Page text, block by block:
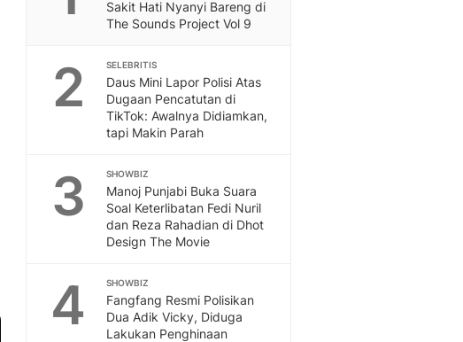
Sakit Hati Nyanyi Bareng di
The Sounds Project Vol 9
2 SELEBRITIS
Daus Mini Lapor Polisi Atas
Dugaan Pencatutan di
TikTok: Awalnya Didiamkan,
tapi Makin Parah
3 SHOWBIZ
Manoj Punjabi Buka Suara
Soal Keterlibatan Fedi Nuril
dan Reza Rahadian di Dhot
Design The Movie
4 SHOWBIZ
Fangfang Resmi Polisikan
Dua Adik Vicky, Diduga
Lakukan Penghinaan